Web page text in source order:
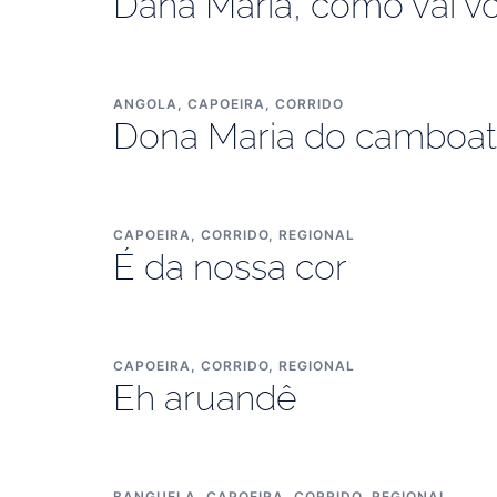
ANGOLA, CAPOEIRA, CORRIDO
Dona Maria do
CAPOEIRA, CORRIDO, REGIONAL
É da nossa cor
CAPOEIRA, CORRIDO, REGIONAL
Eh aruandê